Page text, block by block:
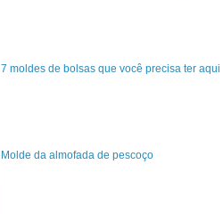
7 moldes de bolsas que você precisa ter aqui
Molde da almofada de pescoço